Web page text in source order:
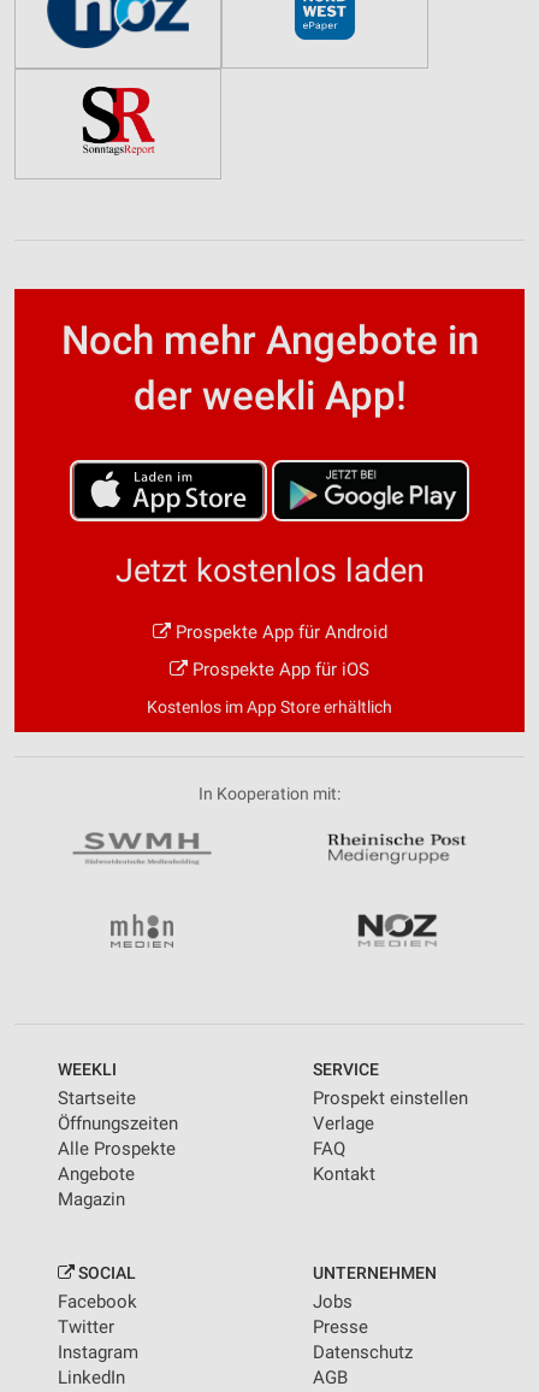
Noch mehr Angebote in
der weekli App!
Jetzt kostenlos laden
Prospekte App für Android
Prospekte App für iOS
Kostenlos im App Store erhältlich
In Kooperation mit:
WEEKLI
Startseite
Öffnungszeiten
Alle Prospekte
Angebote
Magazin
SERVICE
Prospekt einstellen
Verlage
FAQ
Kontakt
SOCIAL
Facebook
Twitter
Instagram
LinkedIn
UNTERNEHMEN
Jobs
Presse
Datenschutz
AGB